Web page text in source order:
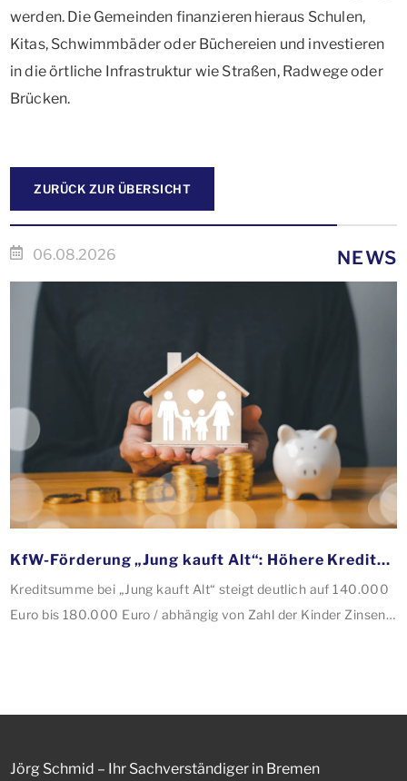
werden. Die Gemeinden finanzieren hieraus Schulen,
Kitas, Schwimmbäder oder Büchereien und investieren
in die örtliche Infrastruktur wie Straßen, Radwege oder
Brücken.
ZURÜCK ZUR ÜBERSICHT
06.08.2026 NEWS
KfW-Förderung „Jung kauft Alt“: Höhere Kredite ab August 2026
Kreditsumme bei „Jung kauft Alt“ steigt deutlich auf 140.000
Euro bis 180.000 Euro / abhängig von Zahl der Kinder Zinsen
energetischer Sanierung binnen 54 Monaten nach
Jörg Schmid – Ihr Sachverständiger in Bremen